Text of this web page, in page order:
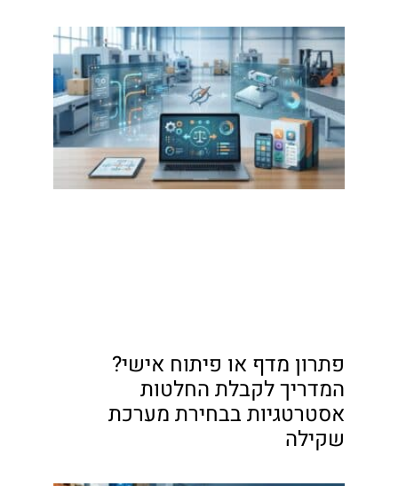
פתרון מדף או פיתוח אישי?
המדריך לקבלת החלטות
אסטרטגיות בבחירת מערכת
שקילה